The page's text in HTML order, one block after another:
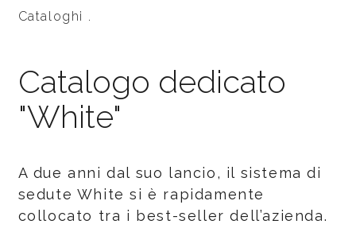
Cataloghi .
Catalogo dedicato
"White"
A due anni dal suo lancio, il sistema di
sedute White si è rapidamente
collocato tra i best-seller dell’azienda.